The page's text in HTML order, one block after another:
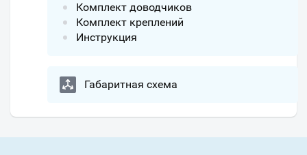
Комплект доводчиков
Комплект креплений
Инструкция
Габаритная схема